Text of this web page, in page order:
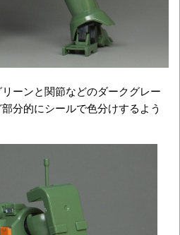
ーンと関節などのダークグレー
分的にシールで色分けするよう